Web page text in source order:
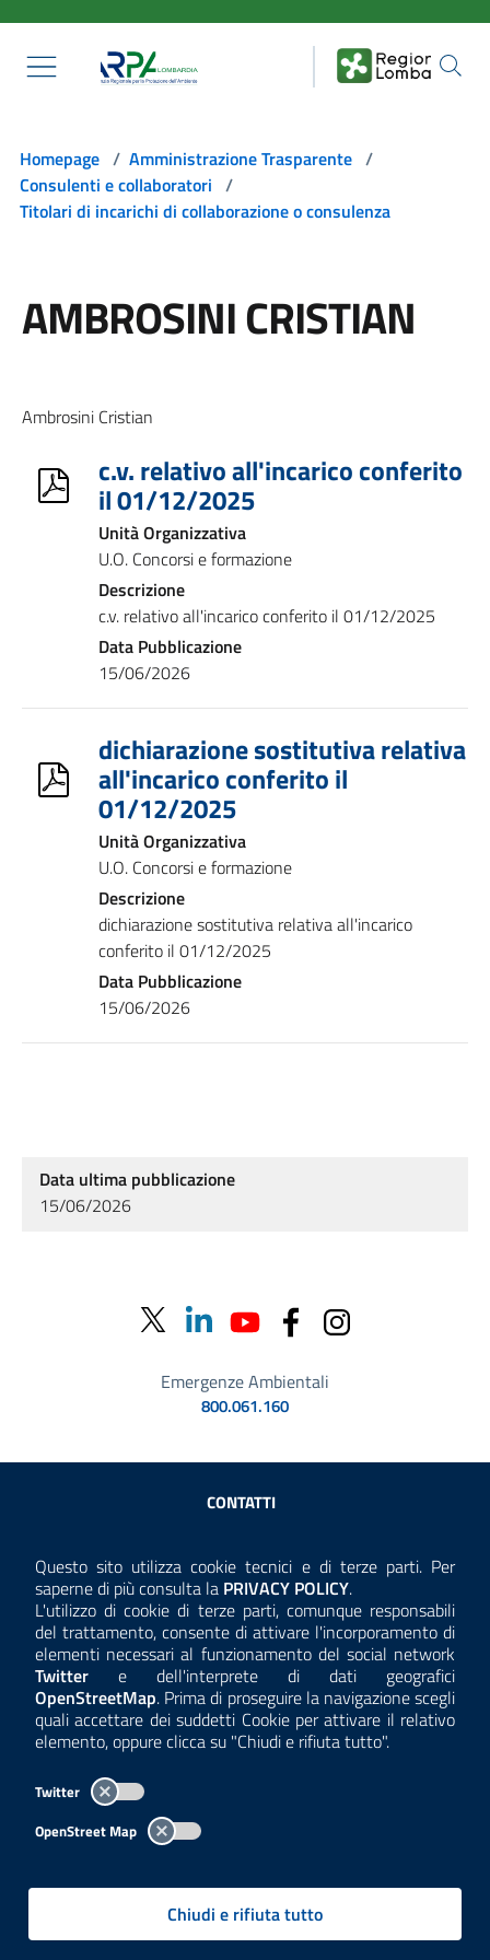
Questo sito utilizza cookie tecnici e di terze parti. Per
saperne di più consulta la Consulta la
PRIVACY POLICY.
L'utilizzo di cookie di terze parti, comunque responsabili
del trattamento, consente di attivare l'incorporamento di
elementi necessari al funzionamento del social network
Twitter e dell'interprete di dati geografici
OpenStreetMap. Prima di proseguire la navigazione scegli
quali accettare dei suddetti Cookie per attivare il relativo
elemento, oppure clicca su "Chiudi e rifiuta tutto".
Twitter
OpenStreet Map
Chiudi e rifiuta tutto
Homepage / Amministrazione Trasparente /
Consulenti e collaboratori /
Titolari di incarichi di collaborazione o consulenza
AMBROSINI CRISTIAN
Ambrosini Cristian
c.v. relativo all'incarico conferito
il 01/12/2025
Unità Organizzativa
U.O. Concorsi e formazione
Descrizione
c.v. relativo all'incarico conferito il 01/12/2025
Data Pubblicazione
15/06/2026
dichiarazione sostitutiva relativa
all'incarico conferito il
01/12/2025
Unità Organizzativa
U.O. Concorsi e formazione
Descrizione
dichiarazione sostitutiva relativa all'incarico
conferito il 01/12/2025
Data Pubblicazione
15/06/2026
Data ultima pubblicazione
15/06/2026
Emergenze Ambientali
800.061.160
Sezione Link Utili
CONTATTI
ANTICORRUZIONE
ACCESSIBILITÀ
COOKIE E PRIVACY
TEMI A-Z
Per l'utilizzo del logo e dei dati fare riferimento al regolamento
consultabile aquesta pagina